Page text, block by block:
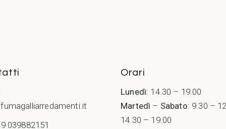
039882151
Orari
Lunedì: 14.30 – 19.00
Martedì – Sabato: 9.30 –
14.30 – 19.00